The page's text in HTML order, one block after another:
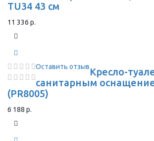
TU34 43 см
11 336 р.
Оставить отзывКресло-
санитарным
(PR8005)
6 188 р.